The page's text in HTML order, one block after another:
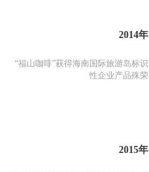
2014年
“福山咖啡”获得海南国际旅游岛标识
性企业产品殊荣
2015年